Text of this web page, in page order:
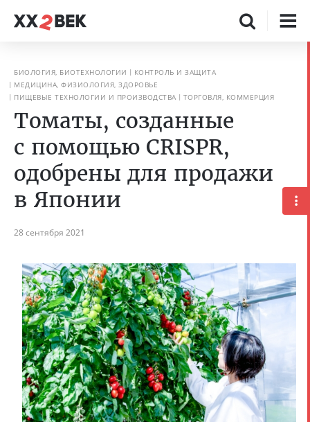
БИОЛОГИЯ, БИОТЕХНОЛОГИИ
КОНТРОЛЬ И ЗАЩИТА
МЕДИЦИНА, ФИЗИОЛОГИЯ, ЗДОРОВЬЕ
ПИЩЕВЫЕ ТЕХНОЛОГИИ И ПРОИЗВОДСТВА
ТОРГОВЛЯ, КОММЕРЦИЯ
Томаты, созданные
с помощью CRISPR,
одобрены для продажи
в Японии
28 сентября 2021